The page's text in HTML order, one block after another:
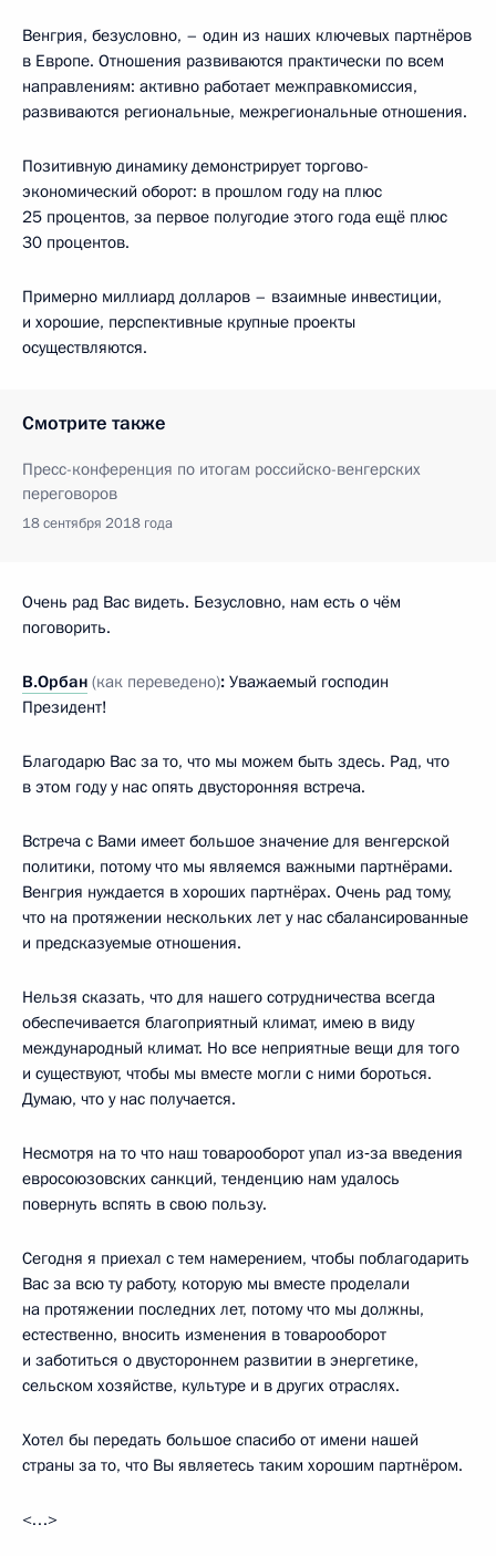
Венгрия, безусловно, – один из наших ключевых партнёров
в Европе. Отношения развиваются практически по всем
направлениям: активно работает межправкомиссия,
развиваются региональные, межрегиональные отношения.
Позитивную динамику демонстрирует торгово-
экономический оборот: в прошлом году на плюс
25 процентов, за первое полугодие этого года ещё плюс
30 процентов.
Примерно миллиард долларов – взаимные инвестиции,
и хорошие, перспективные крупные проекты
осуществляются.
Смотрите также
Пресс-конференция по итогам российско-венгерских
переговоров
18 сентября 2018 года
Очень рад Вас видеть. Безусловно, нам есть о чём
поговорить.
В.Орбан (как переведено): Уважаемый господин
Президент!
Благодарю Вас за то, что мы можем быть здесь. Рад, что
в этом году у нас опять двусторонняя встреча.
Встреча с Вами имеет большое значение для венгерской
политики, потому что мы являемся важными партнёрами.
Венгрия нуждается в хороших партнёрах. Очень рад тому,
что на протяжении нескольких лет у нас сбалансированные
и предсказуемые отношения.
Нельзя сказать, что для нашего сотрудничества всегда
обеспечивается благоприятный климат, имею в виду
международный климат. Но все неприятные вещи для того
и существуют, чтобы мы вместе могли с ними бороться.
Думаю, что у нас получается.
Несмотря на то что наш товарооборот упал из‑за введения
евросоюзовских санкций, тенденцию нам удалось
повернуть вспять в свою пользу.
Сегодня я приехал с тем намерением, чтобы поблагодарить
Вас за всю ту работу, которую мы вместе проделали
на протяжении последних лет, потому что мы должны,
естественно, вносить изменения в товарооборот
и заботиться о двустороннем развитии в энергетике,
сельском хозяйстве, культуре и в других отраслях.
Хотел бы передать большое спасибо от имени нашей
страны за то, что Вы являетесь таким хорошим партнёром.
<…>